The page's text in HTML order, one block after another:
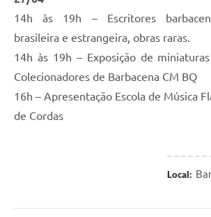
14h às 19h – Escritores
brasileira e estrangeira, obras raras.
14h às 19h – Exposição de
Colecionadores de Barbacena CM BQ
16h – Apresentação Escola de Música
de Cordas
Local: